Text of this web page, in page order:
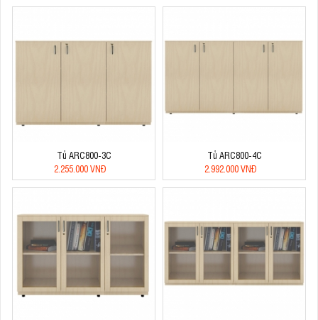
Tủ ARC800-3C
2.255.000 VNĐ
Tủ ARC800-4C
2.992.000 VNĐ